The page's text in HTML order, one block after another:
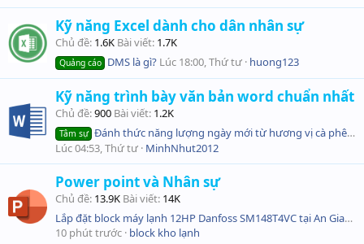
Kỹ năng Excel dành cho dân nhân sự
Chủ đề 1.6K Bài viết 1.7K
Quảng cáo DMS là gì? Lúc 18:00, Thứ tư huong123
Kỹ năng trình bày văn bản word chuẩn nhất
Chủ đề 900 Bài viết 1.2K
Tâm sự Đánh thức năng lượng ngày mới từ hương vị cà phê thủ công bên hiên nhà lộng gió
Lúc 04:53, Thứ tư MinhNhut2012
Power point và Nhân sự
Chủ đề 13.9K Bài viết 14K
Lắp đặt block máy lạnh 12HP Danfoss SM148T4VC tại An Giang, bảo hành tận nơi. Gọi 0931 143 034
10 phút trước block kho lạnh